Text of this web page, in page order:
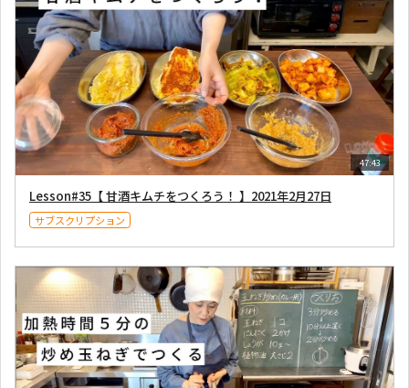
47:43
Lesson#35【 甘酒キムチをつくろう！ 】2021年2月27日
サブスクリプション